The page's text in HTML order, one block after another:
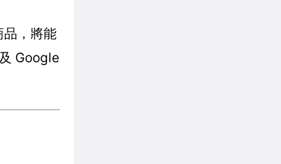
，將能
Google